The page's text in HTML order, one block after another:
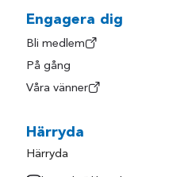
Engagera dig
Bli medlem
På gång
Våra vänner
Härryda
Härryda